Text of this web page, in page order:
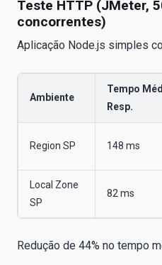
Teste HTTP (JMeter,
concorrentes)
Aplicação Node.js simples
Ambiente
Tempo
Resp.
Region SP 148 ms
Local Zone
SP
82 ms
Redução de 44% no tempo